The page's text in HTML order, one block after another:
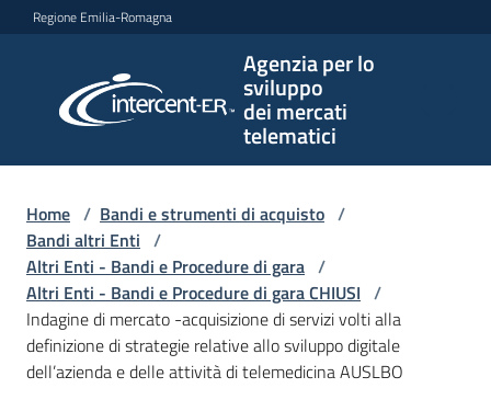
Vai al contenuto
Vai alla navigazione
Vai al footer
Regione Emilia-Romagna
Agenzia per lo
sviluppo
dei mercati
telematici
per lo
sviluppo
telematici
L'Agenzia
Home / Bandi e strumenti di acquisto /
Bandi altri Enti /
Altri Enti - Bandi e Procedure di gara /
Altri Enti - Bandi e Procedure di gara CHIUSI /
Indagine di mercato -acquisizione di servizi volti alla
definizione di strategie relative allo sviluppo digitale
dell’azienda e delle attività di telemedicina AUSLBO